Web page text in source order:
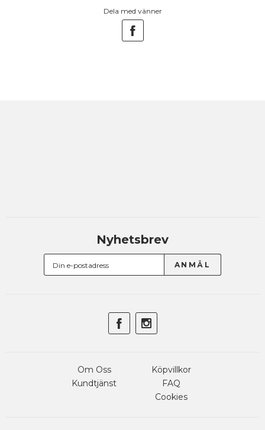
Dela med vänner
Nyhetsbrev
Om Oss
Kundtjänst
Köpvillkor
FAQ
Cookies